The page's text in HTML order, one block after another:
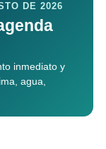
DE 2026
inmediato y
agua,